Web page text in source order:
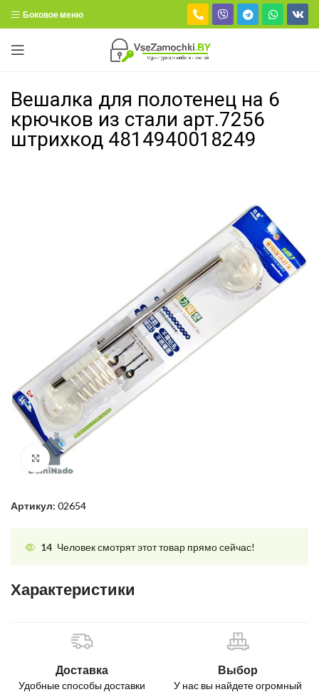
Боковое меню
Вешалка для полотенец на 6
крючков из стали арт.7256
штрихкод 4814940018249
Нажмите, чтобы увеличить
Артикул: 02654
14 Человек смотрят этот товар прямо сейчас!
Характеристики
Доставка
Удобные способы доставки
Выбор
У нас вы найдете огромный